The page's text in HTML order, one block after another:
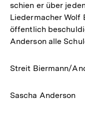
schien er über
Liedermacher Wolf
öffentlich
Anderson alle
Streit Biermann/
Sascha Anderson